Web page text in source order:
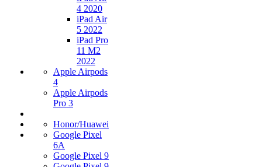
4 2020
iPad Air
5 2022
iPad Pro
11 M2
2022
Apple Airpods
4
Apple Airpods
Pro 3
Honor/Huawei
Google Pixel
6A
Google Pixel 9